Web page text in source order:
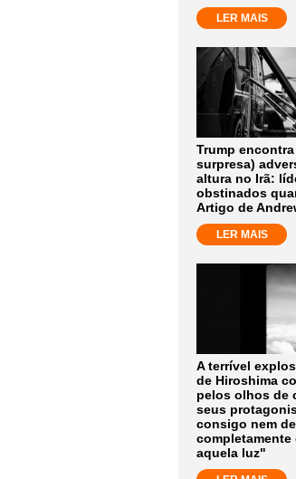
LER MAIS
Trump
surpresa)
altura no Irã:
obstinados
Artigo de
LER MAIS
A terrível
de Hiroshima
pelos olhos de
seus
consigo nem
completamente
aquela luz"